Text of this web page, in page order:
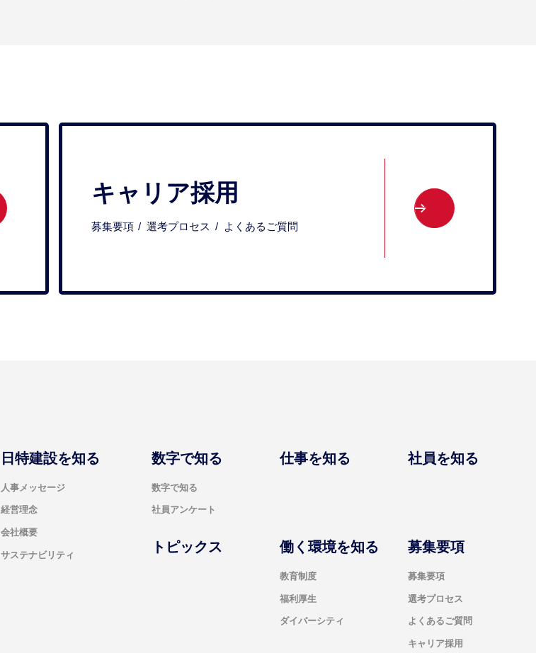
キャリア採用
募集要項 選考プロセス よくあるご質問
日特建設を知る
人事メッセージ
経営理念
会社概要
サステナビリティ
数字で知る
数字で知る
社員アンケート
仕事を知る 社員を知る
トピックス 働く環境を知る
教育制度
福利厚生
ダイバーシティ
募集要項
募集要項
選考プロセス
よくあるご質問
キャリア採用